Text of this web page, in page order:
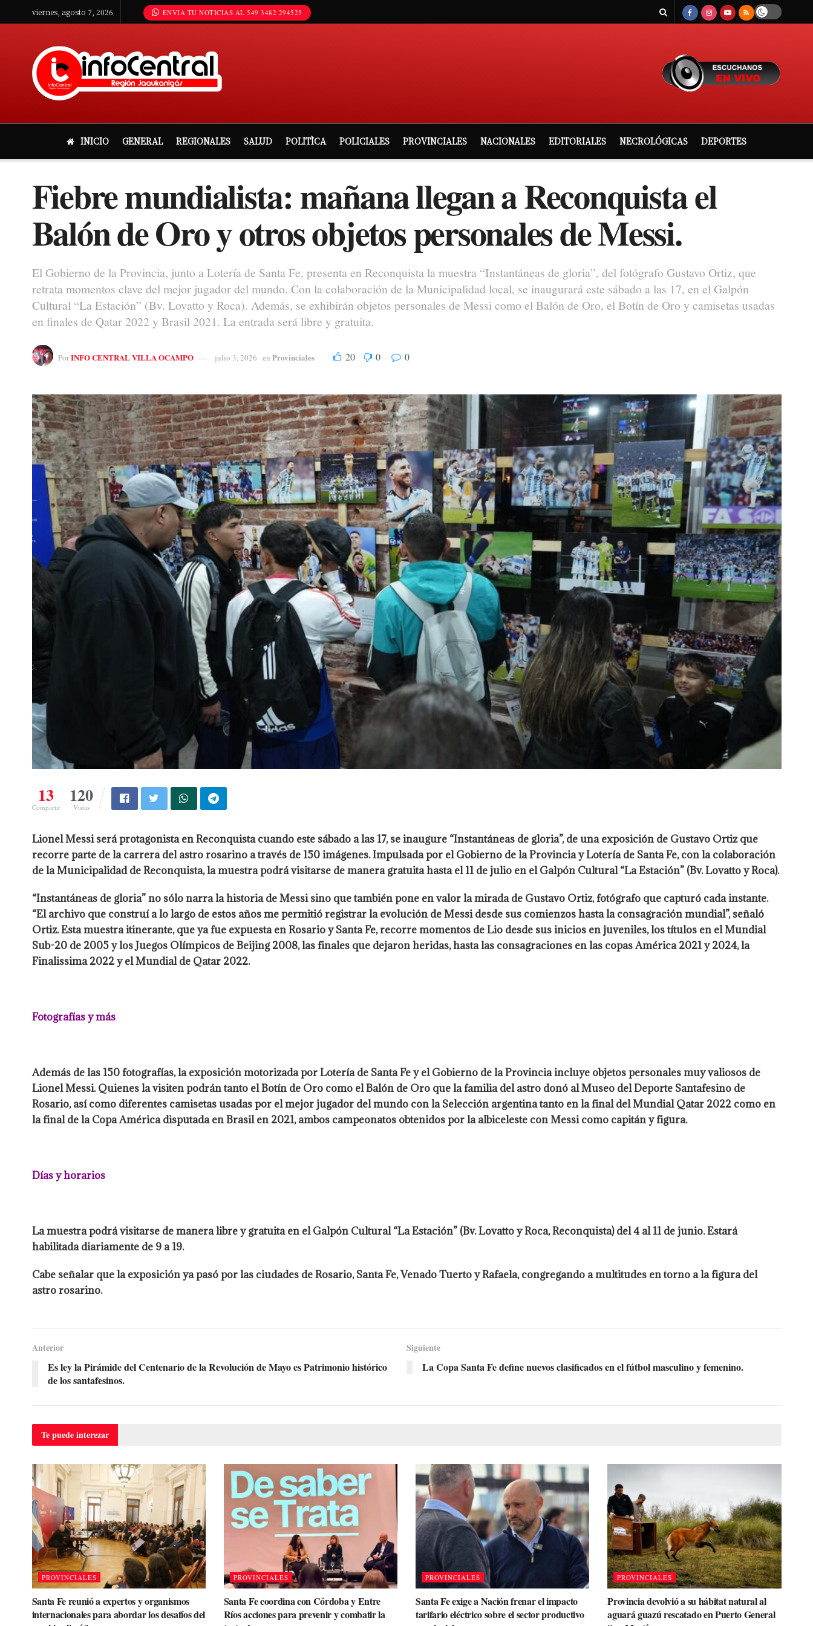
viernes, agosto 7, 2026 ENVIA TU NOTICIAS AL 549 3482 294525
INICIO GENERAL REGIONALES SALUD POLITÌCA POLICIALES PROVINCIALES NACIONALES EDITORIALES NECROLÓGICAS DEPORTES
Fiebre mundialista: mañana llegan a Reconquista el
Balón de Oro y otros objetos personales de Messi.
El Gobierno de la Provincia, junto a Lotería de Santa Fe, presenta en Reconquista la muestra “Instantáneas de gloria”, del fotógrafo Gustavo Ortiz, que
retrata momentos clave del mejor jugador del mundo. Con la colaboración de la Municipalidad local, se inaugurará este sábado a las 17, en el Galpón
Cultural “La Estación” (Bv. Lovatto y Roca). Además, se exhibirán objetos personales de Messi como el Balón de Oro, el Botín de Oro y camisetas usadas
en finales de Qatar 2022 y Brasil 2021. La entrada será libre y gratuita.
PorINFO CENTRAL VILLA OCAMPO julio 3, 2026 en Provinciales 20 0 0
13
Compartir
120
Vistas
Lionel Messi será protagonista en Reconquista cuando este sábado a las 17, se inaugure “Instantáneas de gloria”, de una exposición de Gustavo Ortiz que
recorre parte de la carrera del astro rosarino a través de 150 imágenes. Impulsada por el Gobierno de la Provincia y Lotería de Santa Fe, con la colaboración
de la Municipalidad de Reconquista, la muestra podrá visitarse de manera gratuita hasta el 11 de julio en el Galpón Cultural “La Estación” (Bv. Lovatto y Roca).
“Instantáneas de gloria” no sólo narra la historia de Messi sino que también pone en valor la mirada de Gustavo Ortiz, fotógrafo que capturó cada instante.
“El archivo que construí a lo largo de estos años me permitió registrar la evolución de Messi desde sus comienzos hasta la consagración mundial”, señaló
Ortiz. Esta muestra itinerante, que ya fue expuesta en Rosario y Santa Fe, recorre momentos de Lio desde sus inicios en juveniles, los títulos en el Mundial
Sub-20 de 2005 y los Juegos Olímpicos de Beijing 2008, las finales que dejaron heridas, hasta las consagraciones en las copas América 2021 y 2024, la
Finalissima 2022 y el Mundial de Qatar 2022.
Fotografías y más
Además de las 150 fotografías, la exposición motorizada por Lotería de Santa Fe y el Gobierno de la Provincia incluye objetos personales muy valiosos de
Lionel Messi. Quienes la visiten podrán tanto el Botín de Oro como el Balón de Oro que la familia del astro donó al Museo del Deporte Santafesino de
Rosario, así como diferentes camisetas usadas por el mejor jugador del mundo con la Selección argentina tanto en la final del Mundial Qatar 2022 como en
la final de la Copa América disputada en Brasil en 2021, ambos campeonatos obtenidos por la albiceleste con Messi como capitán y figura.
Días y horarios
La muestra podrá visitarse de manera libre y gratuita en el Galpón Cultural “La Estación” (Bv. Lovatto y Roca, Reconquista) del 4 al 11 de junio. Estará
habilitada diariamente de 9 a 19.
Cabe señalar que la exposición ya pasó por las ciudades de Rosario, Santa Fe, Venado Tuerto y Rafaela, congregando a multitudes en torno a la figura del
astro rosarino.
Anterior
Es ley la Pirámide del Centenario de la Revolución de Mayo es Patrimonio histórico
de los santafesinos.
Siguiente
La Copa Santa Fe define nuevos clasificados en el fútbol masculino y femenino.
Te puedeinterezar
PROVINCIALES
Santa Fe reunió a expertos y organismos
internacionales para abordar los desafíos del
PROVINCIALES
Santa Fe coordina con Córdoba y Entre
Ríos acciones para prevenir y combatir la
PROVINCIALES
Santa Fe exige a Nación frenar el impacto
tarifario eléctrico sobre el sector productivo
PROVINCIALES
Provincia devolvió a su hábitat natural al
aguará guazú rescatado en Puerto General